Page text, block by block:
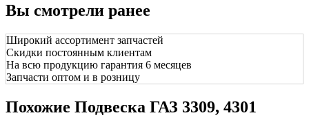
Вы смотрели ранее
Широкий ассортимент запчастей
Скидки постоянным клиентам
На всю продукцию гарантия 6 месяцев
Запчасти оптом и в розницу
Похожие Подвеска ГАЗ 3309, 4301